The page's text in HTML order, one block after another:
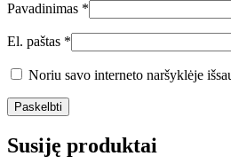
Pavadinimas *
El. paštas *
Noriu savo interneto naršyklėje
Susiję produktai